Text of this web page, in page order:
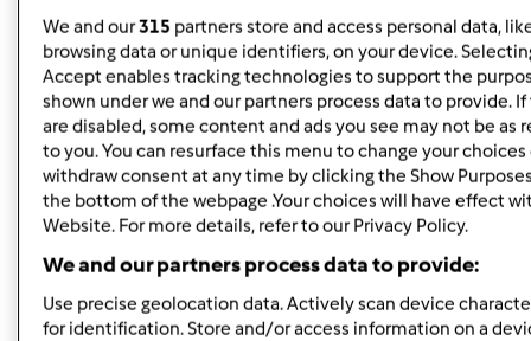
Haniu - ciasta to raz kiedyś i 20 minut przed obiadem.
Dziękuję Alu,o to mi chodziło.
Góra strony
Zalogujlub zarejestruj się aby dodawać
komentarze
kokolidek Dołączył : 08.12.2011
We and our315 partners store and access personal data,
browsing data or unique identifiers, on your device.
Accept enables tracking technologies to support the
shown under we and our partners process data to provide. If
are disabled, some content and ads you see may not be as
to you. You can resurface this menu to change your choices
withdraw consent at any time by clicking the Show
the bottom of the webpage .Your choices will have effect
Website. For more details, refer to our Privacy Policy.
We and our partners process data to provide:
Use precise geolocation data. Actively scan device
for identification. Store and/or access information on a